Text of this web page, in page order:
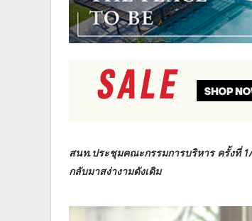
สนท.ประชุมคณะกรรมการบริหาร ครั้งที่
กลับมาสง่างามดังเดิม